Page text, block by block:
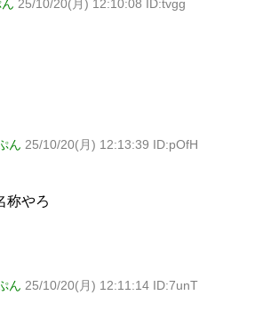
25/10/20(月) 12:10:08 ID:tvgg
ん 25/10/20(月) 12:13:39 ID:pOfH
称やろ
ん 25/10/20(月) 12:11:14 ID:7unT